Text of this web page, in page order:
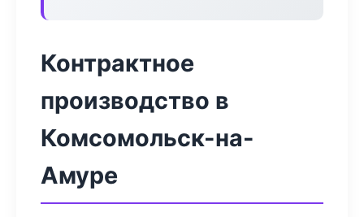
Контрактное
производство в
Комсомольск-на-
Амуре